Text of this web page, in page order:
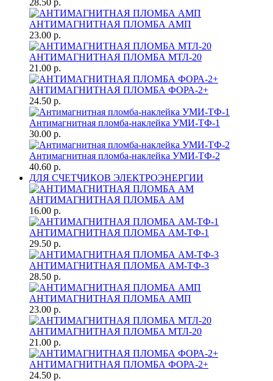
28.50 р.
АНТИМАГНИТНАЯ ПЛОМБА АМП
23.00 р.
АНТИМАГНИТНАЯ ПЛОМБА МТЛ-20
21.00 р.
АНТИМАГНИТНАЯ ПЛОМБА ФОРА-2+
24.50 р.
Антимагнитная пломба-наклейка УМИ-ТФ-1
30.00 р.
Антимагнитная пломба-наклейка УМИ-ТФ-2
40.60 р.
ДЛЯ СЧЕТЧИКОВ ЭЛЕКТРОЭНЕРГИИ
АНТИМАГНИТНАЯ ПЛОМБА АМ
16.00 р.
АНТИМАГНИТНАЯ ПЛОМБА АМ-ТФ-1
29.50 р.
АНТИМАГНИТНАЯ ПЛОМБА АМ-ТФ-3
28.50 р.
АНТИМАГНИТНАЯ ПЛОМБА АМП
23.00 р.
АНТИМАГНИТНАЯ ПЛОМБА МТЛ-20
21.00 р.
АНТИМАГНИТНАЯ ПЛОМБА ФОРА-2+
24.50 р.